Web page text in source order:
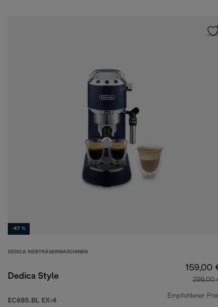
-47 %
DEDICA SIEBTRÄGERMASCHINEN
Dedica Style
EC685.BL EX:4
159,00
299,00
Empfohlener